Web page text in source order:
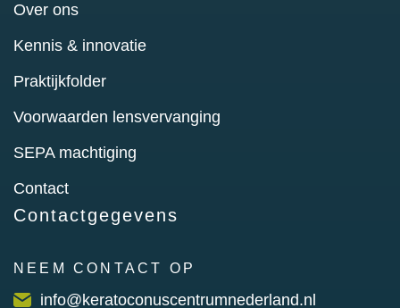
Over ons
Kennis & innovatie
Praktijkfolder
Voorwaarden lensvervanging
SEPA machtiging
Contact
Contactgegevens
NEEM CONTACT OP
info@keratoconuscentrumnederland.nl